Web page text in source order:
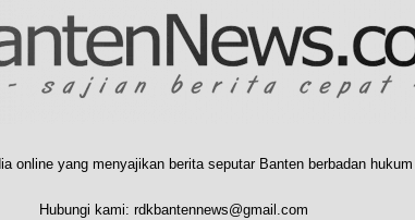
online yang menyajikan berita seputar Banten berbadan
Hubungi kami: rdkbantennews@gmail.com